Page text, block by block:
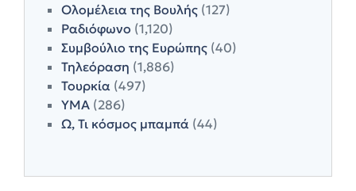
Ολομέλεια της Βουλής (127)
Ραδιόφωνο (1,120)
Συμβούλιο της Ευρώπης (40)
Τηλεόραση (1,886)
Τουρκία (497)
ΥΜΑ (286)
Ω, Τι κόσμος μπαμπά (44)